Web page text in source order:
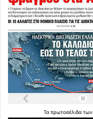
Τα πρωτοσέλιδα των